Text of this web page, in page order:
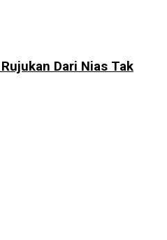
Dari Nias Tak